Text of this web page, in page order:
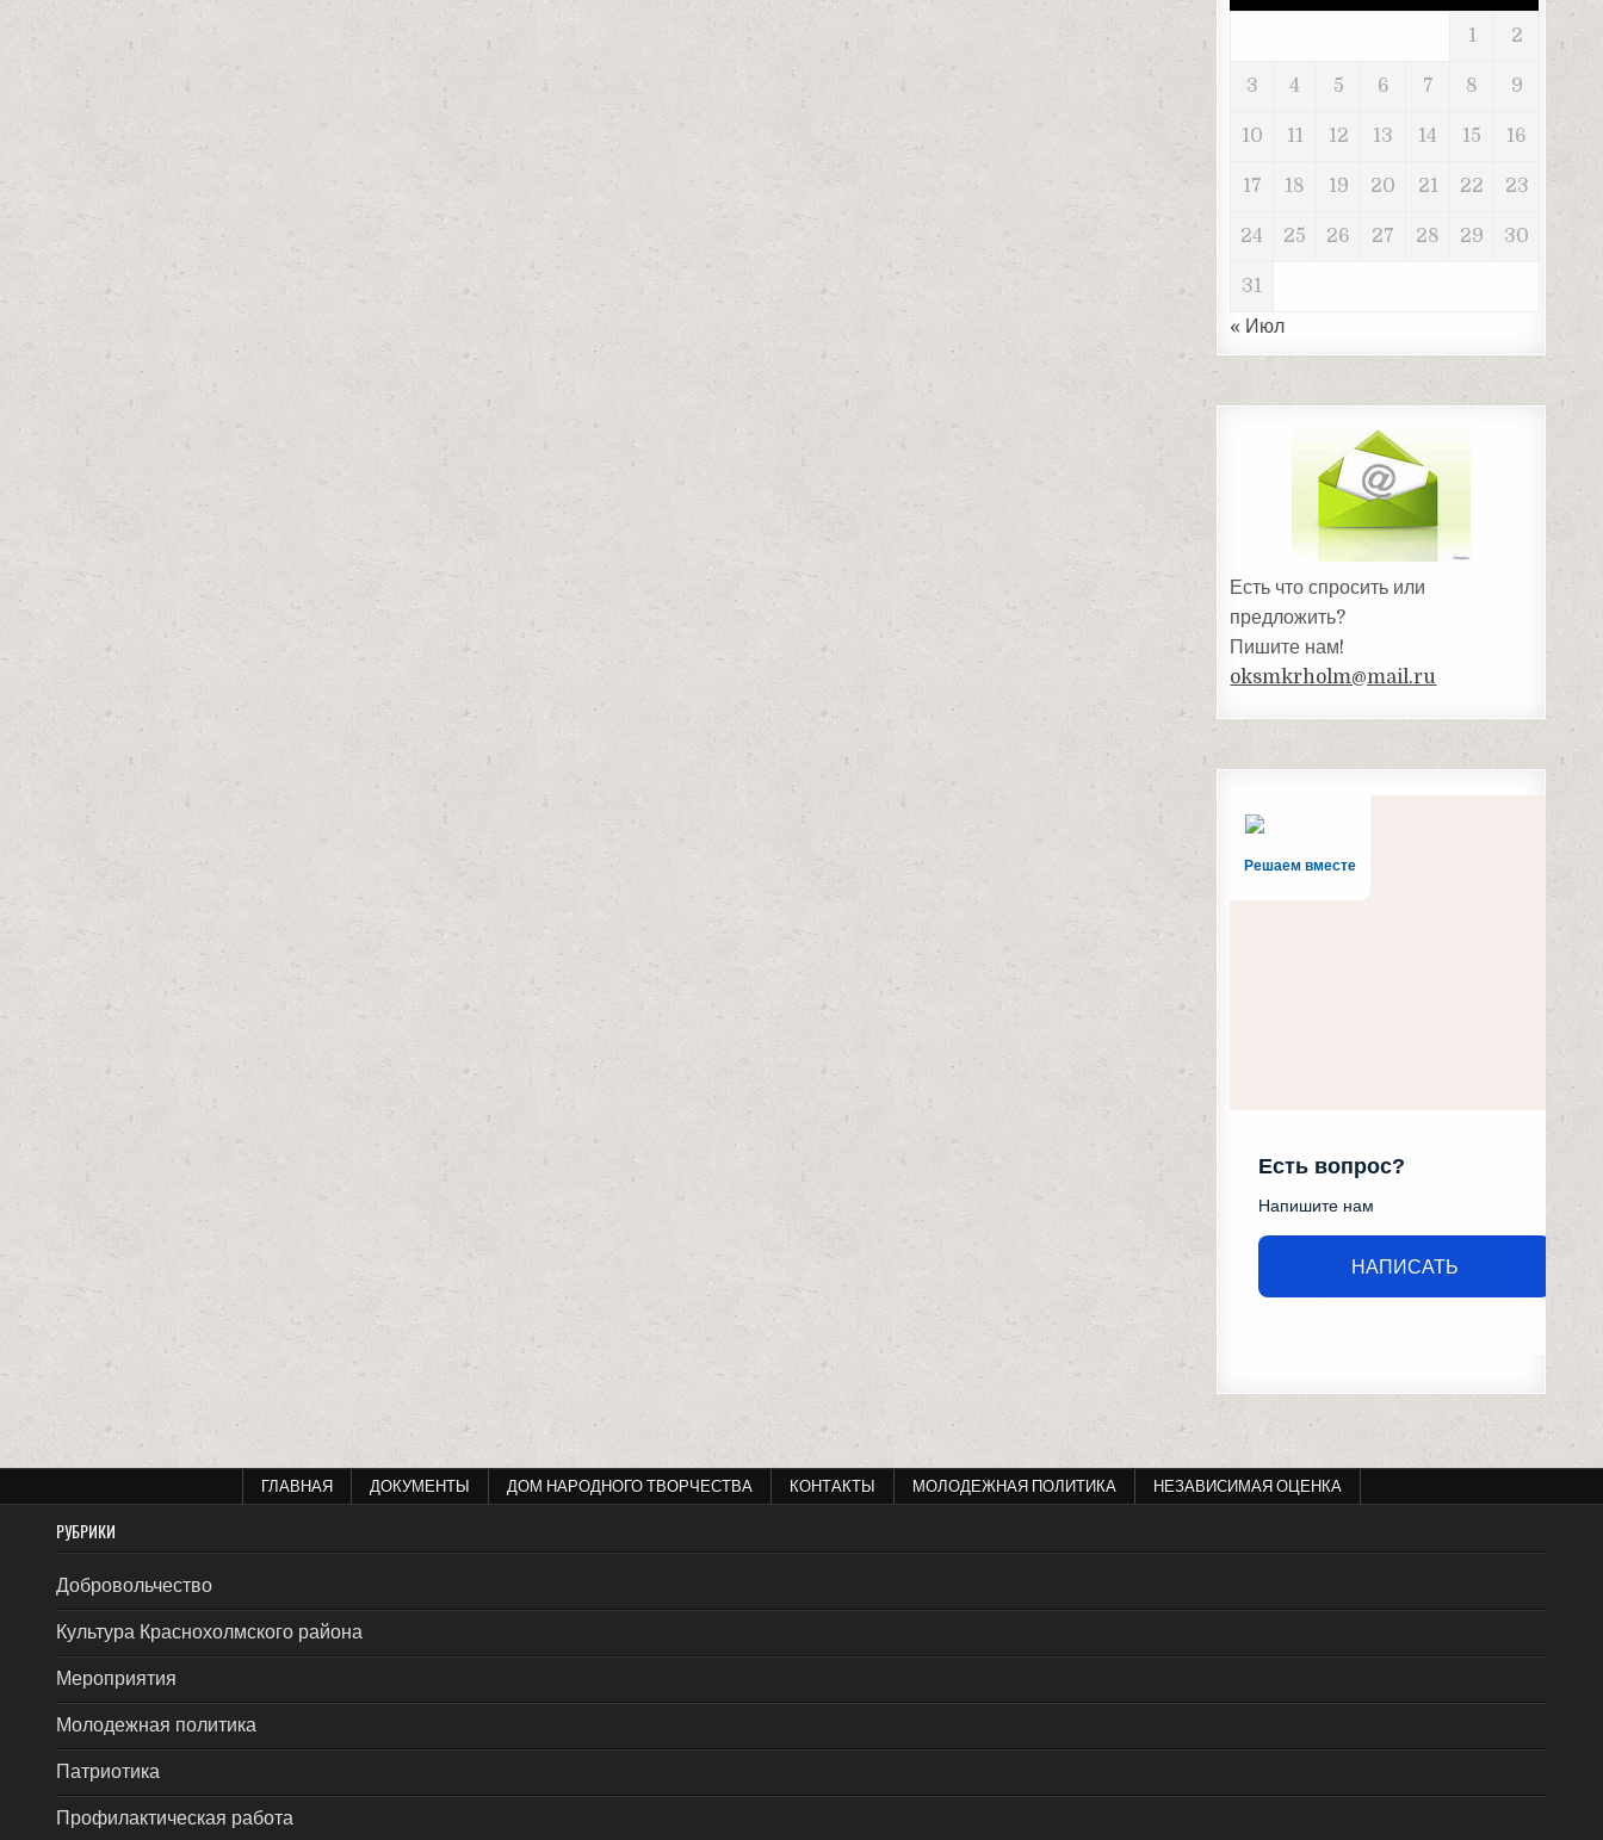
1 2
3 4 5 6 7 8 9
10 11 12 13 14 15 16
17 18 19 20 21 22 23
24 25 26 27 28 29 30
31
« Июл
Есть что спросить или
предложить?
Пишите нам!
oksmkrholm@mail.ru
Решаем вместе
Есть вопрос?
Напишите нам
НАПИСАТЬ
ГЛАВНАЯ ДОКУМЕНТЫ ДОМ НАРОДНОГО ТВОРЧЕСТВА КОНТАКТЫ МОЛОДЕЖНАЯ ПОЛИТИКА НЕЗАВИСИМАЯ ОЦЕНКА
РУБРИКИ
Добровольчество
Культура Краснохолмского района
Мероприятия
Молодежная политика
Патриотика
Профилактическая работа